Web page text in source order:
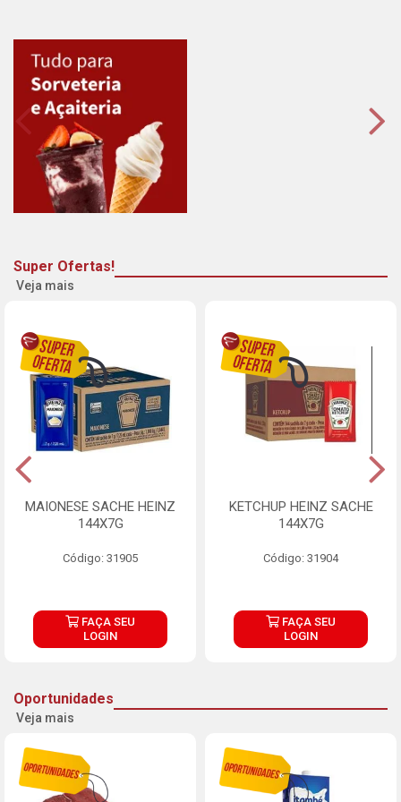
Super Ofertas!
Veja mais
MAIONESE SACHE HEINZ
144X7G
Código: 31905
FAÇA SEU
LOGIN
KETCHUP HEINZ SACHE
144X7G
Código: 31904
FAÇA SEU
LOGIN
Oportunidades
Veja mais